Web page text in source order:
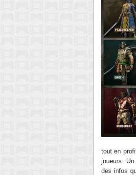
tout en
joueurs. Un
des infos